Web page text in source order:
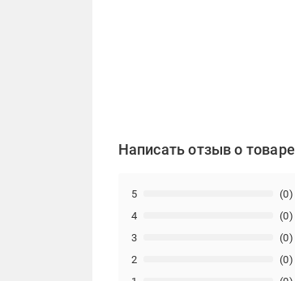
Написать отзыв о товаре
2 (0)
3 (0)
4 (0)
5 (0)